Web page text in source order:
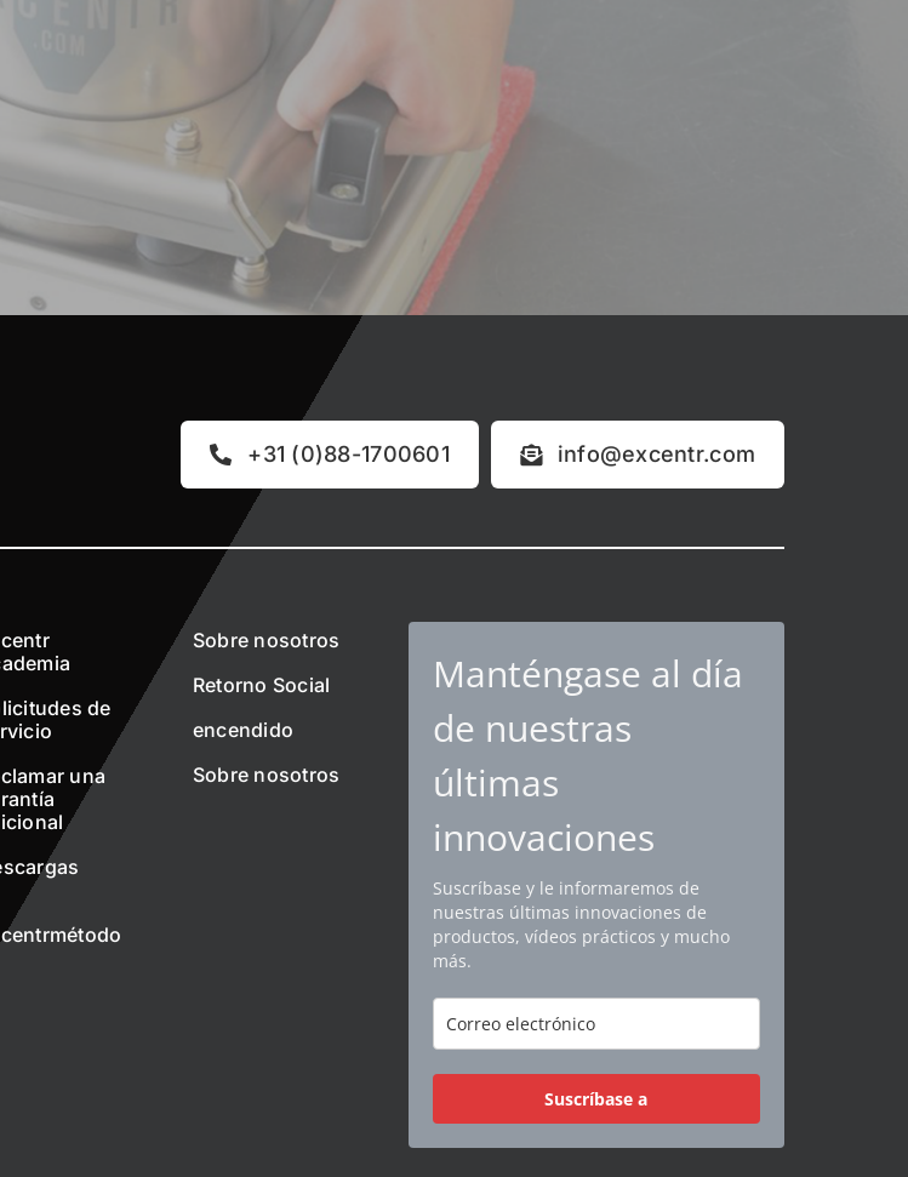
+31 (0)88-1700601 info@excentr.com
de
una
Sobre nosotros
Retorno Social
encendido
Sobre nosotros
Manténgase al día
de nuestras
últimas
innovaciones
Suscríbase y le informaremos de
nuestras últimas innovaciones de
productos, vídeos prácticos y mucho
más.
Suscríbase a